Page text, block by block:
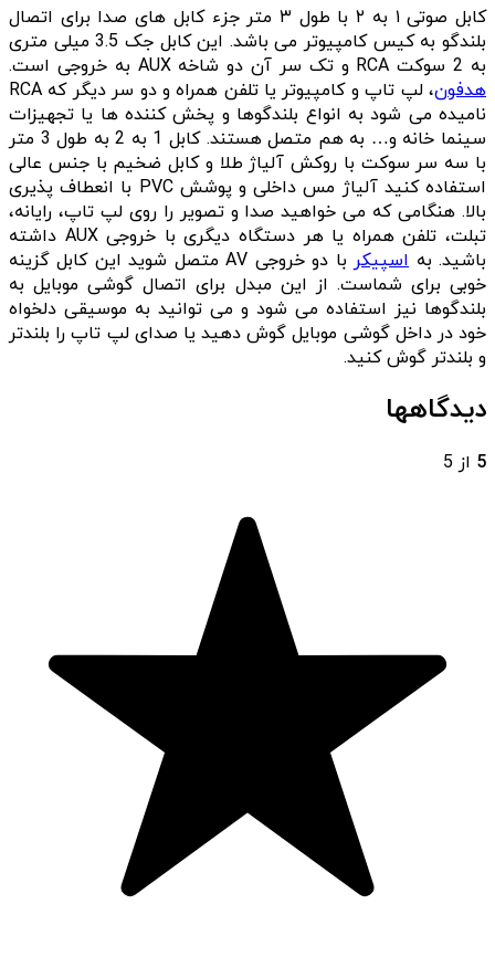
کابل صوتی ۱ به ۲ با طول ۳ متر جزء کابل های صدا برای اتصال
بلندگو به کیس کامپیوتر می باشد. این کابل جک 3.5 میلی متری
به 2 سوکت RCA و تک سر آن دو شاخه AUX به خروجی است.
هدفون
، لپ تاپ و کامپیوتر یا تلفن همراه و دو سر دیگر که RCA
نامیده می شود به انواع بلندگوها و پخش کننده ها یا تجهیزات
سینما خانه و… به هم متصل هستند. کابل 1 به 2 به طول 3 متر
با سه سر سوکت با روکش آلیاژ طلا و کابل ضخیم با جنس عالی
استفاده کنید آلیاژ مس داخلی و پوشش PVC با انعطاف پذیری
بالا. هنگامی که می خواهید صدا و تصویر را روی لپ تاپ، رایانه،
تبلت، تلفن همراه یا هر دستگاه دیگری با خروجی AUX داشته
باشید. بهاسپیکر
با دو خروجی AV متصل شوید این کابل گزینه
خوبی برای شماست. از این مبدل برای اتصال گوشی موبایل به
بلندگوها نیز استفاده می شود و می توانید به موسیقی دلخواه
خود در داخل گوشی موبایل گوش دهید یا صدای لپ تاپ را بلندتر
و بلندتر گوش کنید.
دیدگاهها
5 از 5